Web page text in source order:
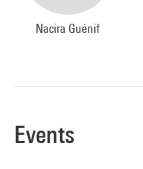
Nacira Guénif
Events